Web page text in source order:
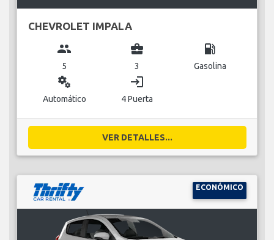
CHEVROLET IMPALA
group
5
business_center
3
local_gas_station
Gasolina
miscellaneous_services
Automático
login
4 Puerta
VER DETALLES...
ECONÓMICO